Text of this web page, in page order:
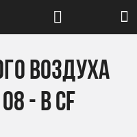
воздуха
- B CF